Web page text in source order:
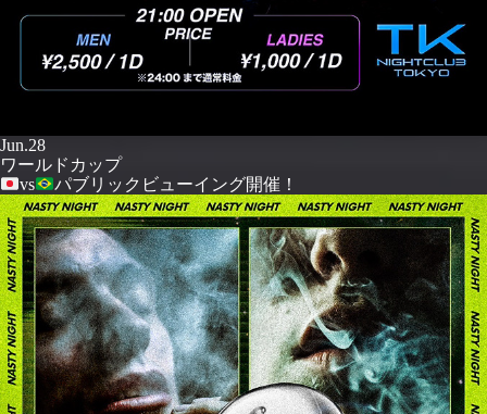
Jun.28
ワールドカップ
vs
パブリックビューイング開催！